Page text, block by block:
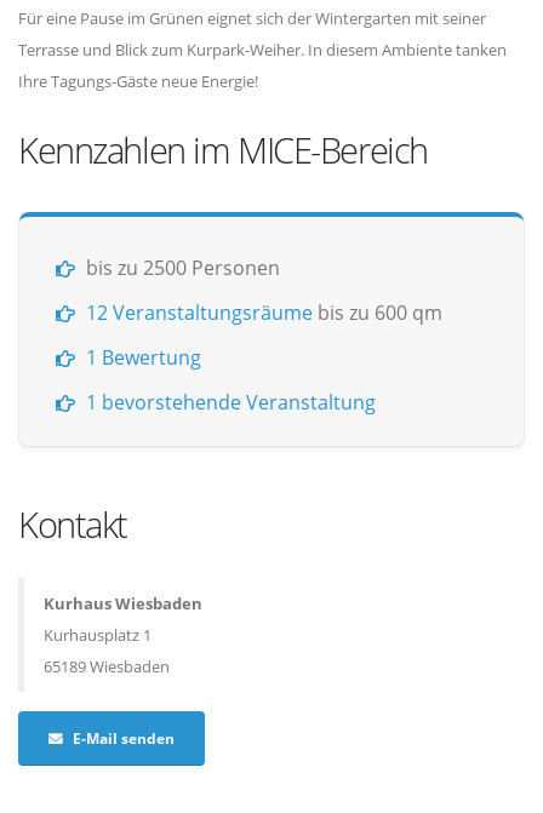
Für eine Pause im Grünen eignet sich der Wintergarten mit seiner
Terrasse und Blick zum Kurpark-Weiher. In diesem Ambiente tanken
Ihre Tagungs-Gäste neue Energie!
Kennzahlen im MICE-Bereich
bis zu 2500 Personen
12 Veranstaltungsräume bis zu 600 qm
1 Bewertung
1 bevorstehende Veranstaltung
Kontakt
Kurhaus Wiesbaden
Kurhausplatz 1
65189 Wiesbaden
E-Mail senden